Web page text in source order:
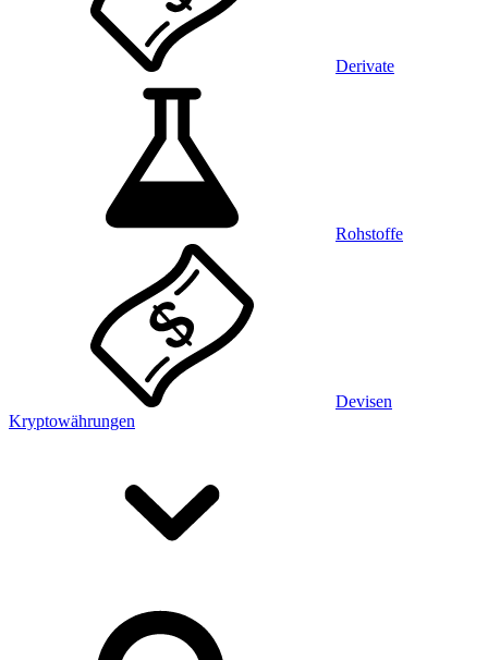
Derivate
Rohstoffe
Devisen
Kryptowährungen